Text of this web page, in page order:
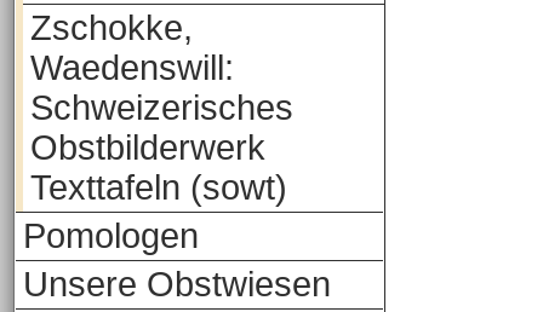
Zschokke,
Waedenswill:
Schweizerisches
Obstbilderwerk
Texttafeln (sowt)
Pomologen
Unsere Obstwiesen